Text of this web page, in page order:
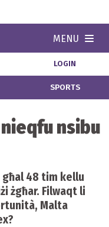
MENU
LOGIN
SPORTS
nsibu
48 tim kellu
żgħar. Filwaqt li
Malta